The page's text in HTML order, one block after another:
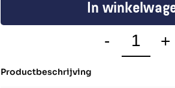
In
- +
Productbeschrijving